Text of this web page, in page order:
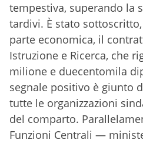
tempestiva, superando la
tardivi. È stato
parte economica, il
Istruzione e Ricerca, che
milione e duecentomila
segnale positivo è giunto
tutte le organizzazioni
del comparto.
Funzioni Centrali —